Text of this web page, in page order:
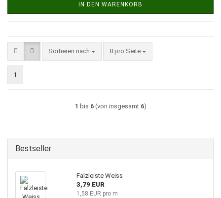
IN DEN WARENKORB
Sortieren nach
Sortieren nach 8 pro Seite
pro Seite
1
1 bis 6(von insgesamt 6)
Bestseller
Falzleiste Weiss
3,79 EUR
1,58 EUR pro m